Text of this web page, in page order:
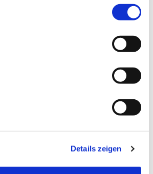
Details zeigen